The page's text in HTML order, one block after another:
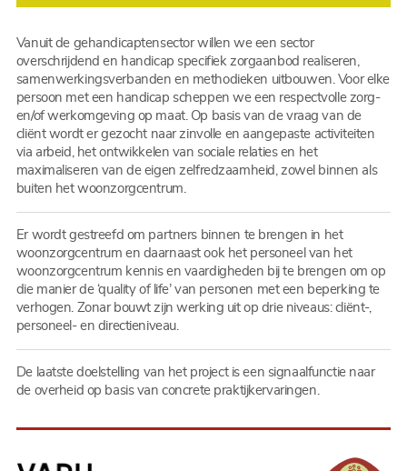
Vanuit de gehandicaptensector willen we een sector
overschrijdend en handicap specifiek zorgaanbod realiseren,
samenwerkingsverbanden en methodieken uitbouwen. Voor elke
persoon met een handicap scheppen we een respectvolle zorg-
en/of werkomgeving op maat. Op basis van de vraag van de
cliënt wordt er gezocht naar zinvolle en aangepaste activiteiten
via arbeid, het ontwikkelen van sociale relaties en het
maximaliseren van de eigen zelfredzaamheid, zowel binnen als
buiten het woonzorgcentrum.
Er wordt gestreefd om partners binnen te brengen in het
woonzorgcentrum en daarnaast ook het personeel van het
woonzorgcentrum kennis en vaardigheden bij te brengen om op
die manier de ‘quality of life’ van personen met een beperking te
verhogen. Zonar bouwt zijn werking uit op drie niveaus: cliënt-,
personeel- en directieniveau.
De laatste doelstelling van het project is een signaalfunctie naar
de overheid op basis van concrete praktijkervaringen.